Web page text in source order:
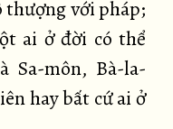
thượng với pháp;
ai ở đời có thể
Sa-môn, Bà-la-
hay bất cứ ai ở